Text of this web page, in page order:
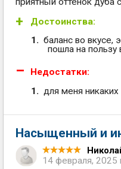
Достоинства:
баланс во вкусе,
пошла на пользу
Недостатки:
для меня никаких
Насыщенный и
14 февраля, 2025